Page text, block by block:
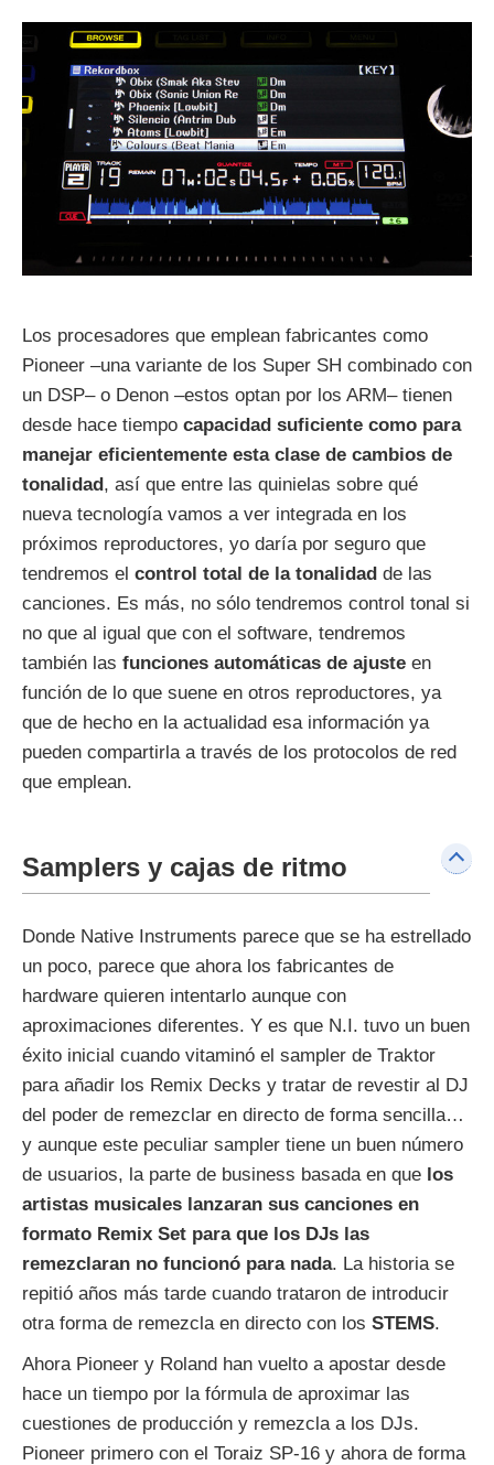
Los procesadores que emplean fabricantes como
Pioneer –una variante de los Super SH combinado con
un DSP– o Denon –estos optan por los ARM– tienen
desde hace tiempo capacidad suficiente como para
manejar eficientemente esta clase de cambios de
tonalidad, así que entre las quinielas sobre qué
nueva tecnología vamos a ver integrada en los
próximos reproductores, yo daría por seguro que
tendremos el control total de la tonalidad de las
canciones. Es más, no sólo tendremos control tonal si
no que al igual que con el software, tendremos
también las funciones automáticas de ajuste en
función de lo que suene en otros reproductores, ya
que de hecho en la actualidad esa información ya
pueden compartirla a través de los protocolos de red
que emplean.
Samplers y cajas de ritmo
Donde Native Instruments parece que se ha estrellado
un poco, parece que ahora los fabricantes de
hardware quieren intentarlo aunque con
aproximaciones diferentes. Y es que N.I. tuvo un buen
éxito inicial cuando vitaminó el sampler de Traktor
para añadir los Remix Decks y tratar de revestir al DJ
del poder de remezclar en directo de forma sencilla…
y aunque este peculiar sampler tiene un buen número
de usuarios, la parte de business basada en que los
artistas musicales lanzaran sus canciones en
formato Remix Set para que los DJs las
remezclaran no funcionó para nada. La historia se
repitió años más tarde cuando trataron de introducir
otra forma de remezcla en directo con los STEMS.
Ahora Pioneer y Roland han vuelto a apostar desde
hace un tiempo por la fórmula de aproximar las
cuestiones de producción y remezcla a los DJs.
Pioneer primero con el Toraiz SP-16 y ahora de forma